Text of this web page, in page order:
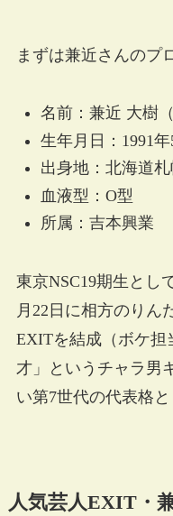
まずは兼近さんのプ
名前：兼近 大樹
生年月日：1991年
出身地：北海道
血液型：O型
所属：吉本興業
東京NSC19期生とし
月22日に相方のりん
EXITを結成（ボケ担
才」というチャラ男
い第7世代の代表格と
人気芸人EXIT・